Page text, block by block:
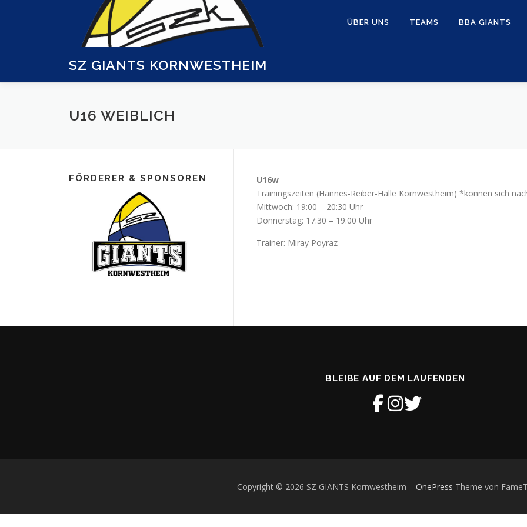
SZ GIANTS KORNWESTHEIM
ÜBER UNS TEAMS BBA GIANTS
U16 WEIBLICH
U16w
Trainingszeiten (Hannes-Reiber-Halle Kornwestheim) *können sich
Mittwoch: 19:00 – 20:30 Uhr
Donnerstag: 17:30 – 19:00 Uhr
Trainer: Miray Poyraz
FÖRDERER & SPONSOREN
BLEIBE AUF DEM LAUFENDEN
Copyright © 2026 SZ GIANTS Kornwestheim – OnePress Theme von